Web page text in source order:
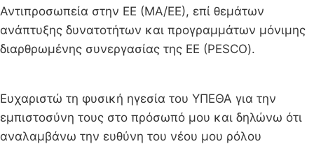
Αντιπροσωπεία στην ΕΕ (ΜΑ/ΕΕ), επί θεμάτων
ανάπτυξης δυνατοτήτων και προγραμμάτων μόνιμης
διαρθρωμένης συνεργασίας της ΕΕ (PESCO).
Ευχαριστώ τη φυσική ηγεσία του ΥΠΕΘΑ για την
εμπιστοσύνη τους στο πρόσωπό μου και δηλώνω ότι
αναλαμβάνω την ευθύνη του νέου μου ρόλου